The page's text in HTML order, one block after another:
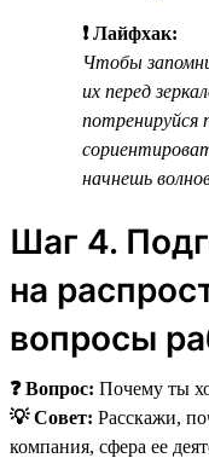
❗ Лайфхак:
Чтобы
их перед
потренируйся
начнешь
Шаг 4.
на
вопросы
❓ Вопрос: Почему ты
💡 Совет: Расскажи,
компания, сфера ее